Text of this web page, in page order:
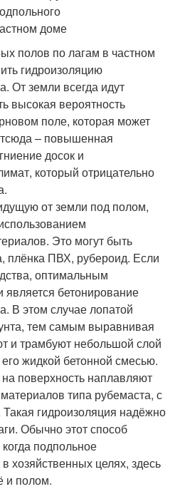
полов по лагам в частном
гидроизоляцию
От земли всегда идут
высокая вероятность
поле, которая может
– повышенная
досок и
который отрицательно
от земли под полом,
Это могут быть
плёнка ПВХ, рубероид. Если
оптимальным
является бетонирование
В этом случае лопатой
тем самым выравнивая
и трамбуют небольшой слой
жидкой бетонной смесью.
поверхность наплавляют
типа рубемаста, с
гидроизоляция надёжно
Обычно этот способ
подпольное
хозяйственных целях, здесь
и полом.